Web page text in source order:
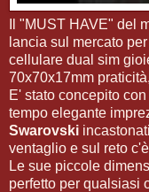
Il "MUST HAVE" del
lancia sul mercato
cellulare dual sim
70x70x17mm
E' stato concepito
tempo elegante
Swarovski
ventaglio e sul reto
Le sue piccole
perfetto per qualsiasi